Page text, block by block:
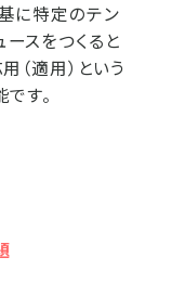
に特定のテン
スをつくると
（適用）という
す。